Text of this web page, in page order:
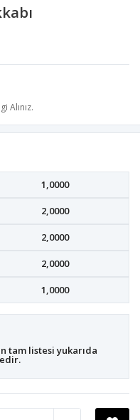
Alınız.
1,0000
2,0000
2,0000
2,0000
1,0000
tam listesi yukarıda